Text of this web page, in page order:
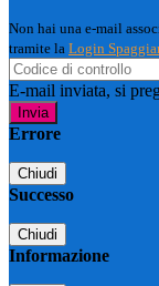
Non hai una e-mail
tramite la Login
E-mail inviata, si
Errore
Chiudi
Successo
Chiudi
Informazione